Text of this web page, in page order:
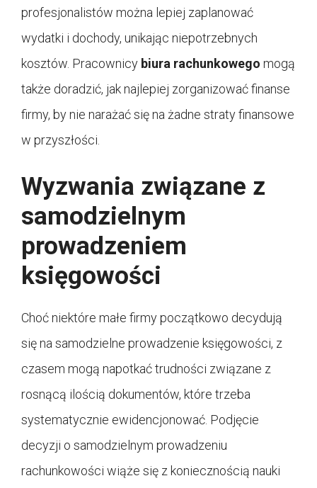
profesjonalistów można lepiej zaplanować
wydatki i dochody, unikając niepotrzebnych
kosztów. Pracownicy biura rachunkowego mogą
także doradzić, jak najlepiej zorganizować finanse
firmy, by nie narażać się na żadne straty finansowe
w przyszłości.
Wyzwania związane z
samodzielnym
prowadzeniem
księgowości
Choć niektóre małe firmy początkowo decydują
się na samodzielne prowadzenie księgowości, z
czasem mogą napotkać trudności związane z
rosnącą ilością dokumentów, które trzeba
systematycznie ewidencjonować. Podjęcie
decyzji o samodzielnym prowadzeniu
rachunkowości wiąże się z koniecznością nauki